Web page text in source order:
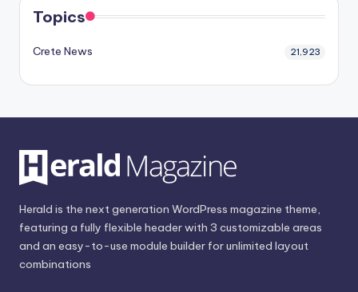
Topics
Crete News 21,923
Herald is the next generation WordPress magazine theme,
featuring a fully flexible header with 3 customizable areas
and an easy-to-use module builder for unlimited layout
combinations